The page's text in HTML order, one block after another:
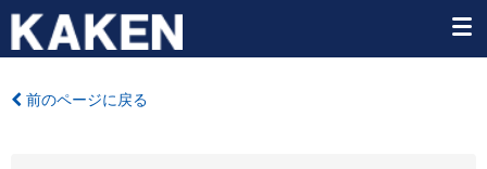
前のページに戻る